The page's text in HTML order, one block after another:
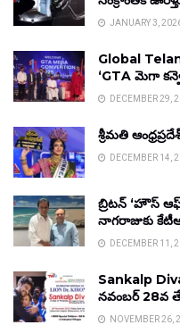
JANUARY 3,
Global
‘GTA మెగా
DECEMBER 29,
శ్రీమతి
DECEMBER 14,
బ్రిటన్ ‘హౌస్
నాగరాజుకు
DECEMBER 11,
Sankalp
నవంబర్ 28వ
NOVEMBER 26,